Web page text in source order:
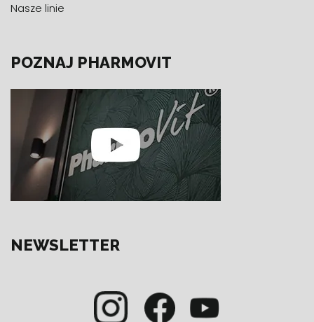
Nasze linie
POZNAJ PHARMOVIT
NEWSLETTER